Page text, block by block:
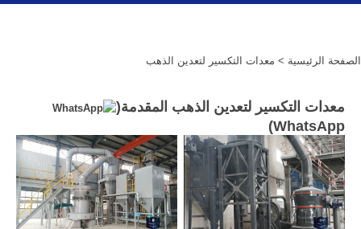
الصفحة الرئيسية > معدات التكسير لتعدين الذهب
معدات التكسير لتعدين الذهب المقدمة(
WhatsApp
)